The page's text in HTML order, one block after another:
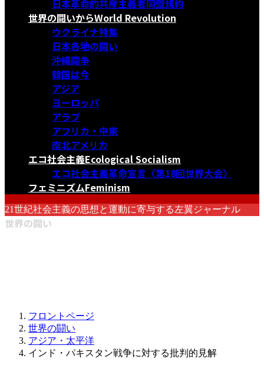
日本革命的共産主義者同盟規約
世界の闘いからWorld Revolution
ウクライナ特集
日本各地の闘い
沖縄闘争
韓国は今
アジア
ヨーロッパ
アラブ
アフリカ・中東
南北アメリカ
エコ社会主義Ecological Socialism
エコ社会主義革命宣言〈第18回世界大会〉
フェミニズムFeminism
21世紀社会主義の思想と運動に寄与する左翼ジャーナル
世界の闘い
フロントページ
世界の闘い
アジア・太平洋
インド・パキスタン戦争に対する批判的見解